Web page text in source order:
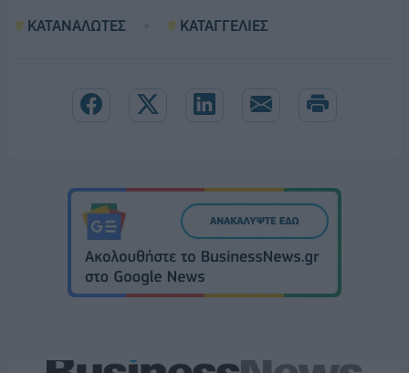
ΚΑΤΑΝΑΛΩΤΕΣ
ΚΑΤΑΓΓΕΛΙΕΣ